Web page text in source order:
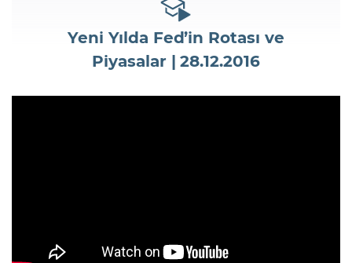
Şifremi Unuttum
Yeni Yılda Fed’in Rotası ve
Piyasalar | 28.12.2016